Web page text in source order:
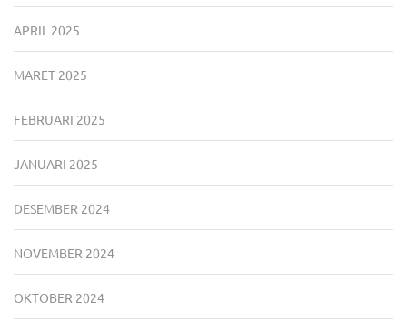
APRIL 2025
MARET 2025
FEBRUARI 2025
JANUARI 2025
DESEMBER 2024
NOVEMBER 2024
OKTOBER 2024